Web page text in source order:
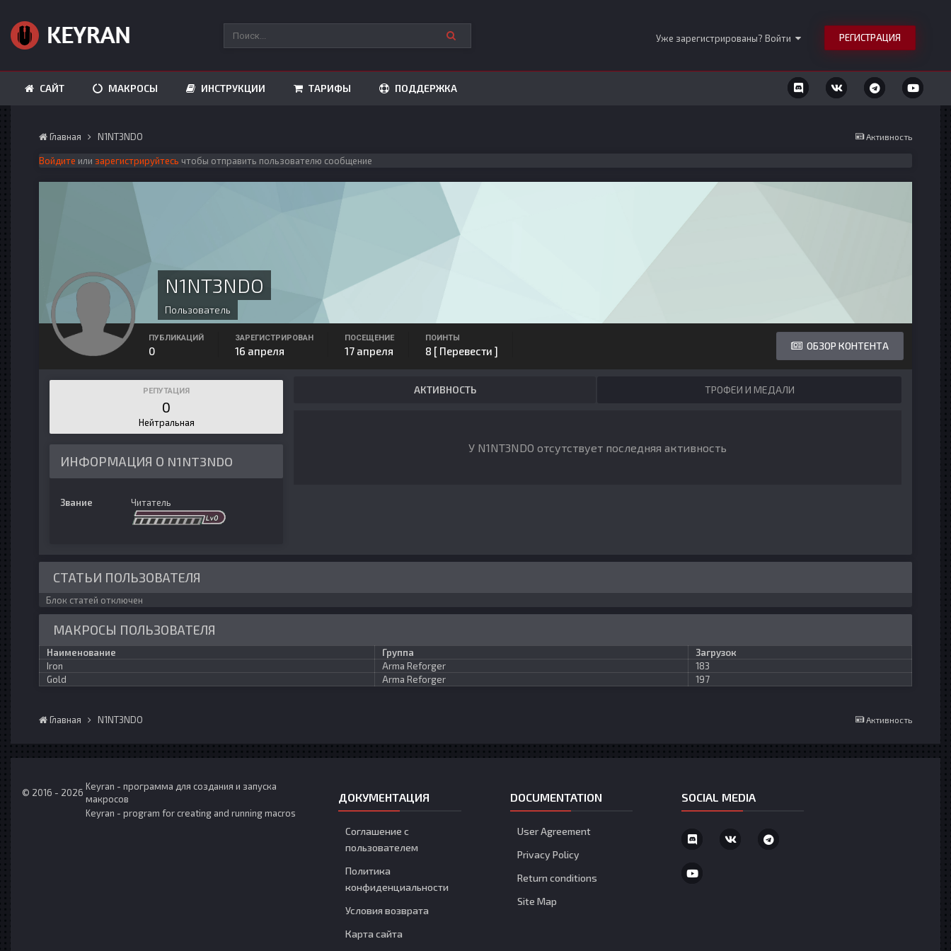
Уже зарегистрированы? Войти РЕГИСТРАЦИЯ
САЙТ МАКРОСЫ ИНСТРУКЦИИ ТАРИФЫ ПОДДЕРЖКА
Активность
Главная N1NT3NDO
Войдите или зарегистрируйтесь чтобы отправить пользователю сообщение
N1NT3NDO
Пользователь
ОБЗОР КОНТЕНТА
ПУБЛИКАЦИЙ
0
ЗАРЕГИСТРИРОВАН
16 апреля
ПОСЕЩЕНИЕ
17 апреля
ПОИНТЫ
8 [ Перевести ]
РЕПУТАЦИЯ
0
Нейтральная
ИНФОРМАЦИЯ О N1NT3NDO
Звание Читатель
АКТИВНОСТЬ ТРОФЕИ И МЕДАЛИ
У N1NT3NDO отсутствует последняя активность
СТАТЬИ ПОЛЬЗОВАТЕЛЯ
Блок статей отключен
МАКРОСЫ ПОЛЬЗОВАТЕЛЯ
Наименование Группа
Загрузок
Iron
Arma Reforger
183
Gold
Arma Reforger 197
Активность
Главная N1NT3NDO
© 2016 - 2026
Keyran - программа для создания и запуска
макросов
Keyran - program for creating and running macros
ДОКУМЕНТАЦИЯ
Соглашение с
пользователем
Политика
конфиденциальности
Условия возврата
Карта сайта
DOCUMENTATION
User Agreement
Privacy Policy
Return conditions
Site Map
SOCIAL MEDIA